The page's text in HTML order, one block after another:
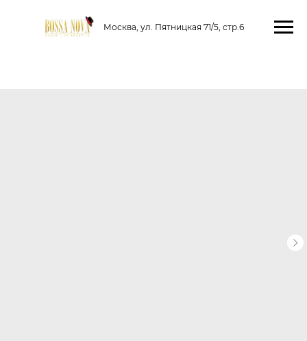
Москва, ул. Пятницкая 71/5, стр.6